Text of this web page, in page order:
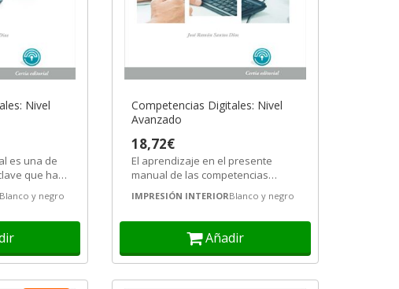
Nivel
es una de
que ha
la Unión...
y negro
Competencias Digitales: Nivel
Avanzado
18,72€
El aprendizaje en el presente
manual de las competencias
digitales de forma avanzada
completa la...
IMPRESIÓN INTERIORBlanco y negro
Añadir